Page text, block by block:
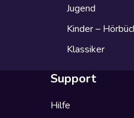
Jugend
Kinder –
Klassiker
Support
Hilfe